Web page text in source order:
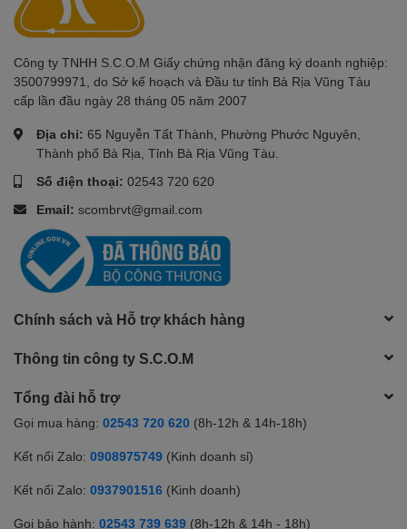
Công ty TNHH S.C.O.M Giấy chứng nhận đăng ký doanh nghiệp:
3500799971, do Sở kế hoạch và Đầu tư tỉnh Bà Rịa Vũng Tàu
cấp lần đầu ngày 28 tháng 05 năm 2007
Địa chỉ: 65 Nguyễn Tất Thành, Phường Phước Nguyên,
Thành phố Bà Rịa, Tỉnh Bà Rịa Vũng Tàu.
Số điện thoại: 02543 720 620
Email: scombrvt@gmail.com
Chính sách và Hỗ trợ khách hàng
Thông tin công ty S.C.O.M
Tổng đài hỗ trợ
Gọi mua hàng: 02543 720 620 (8h-12h & 14h-18h)
Kết nối Zalo: 0908975749 (Kinh doanh sỉ)
Kết nối Zalo: 0937901516 (Kinh doanh)
Gọi bảo hành: 02543 739 639 (8h-12h & 14h - 18h)